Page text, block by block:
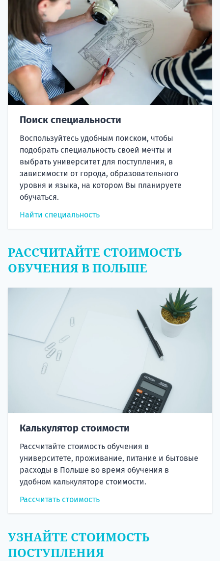
Поиск специальности
Воспользуйтесь удобным поиском, чтобы
подобрать специальность своей мечты и
выбрать университет для поступления, в
зависимости от города, образовательного
уровня и языка, на котором Вы планируете
обучаться.
Найти специальность
РАССЧИТАЙТЕ СТОИМОСТЬ
ОБУЧЕНИЯ В ПОЛЬШЕ
Калькулятор стоимости
Рассчитайте стоимость обучения в
университете, проживание, питание и бытовые
расходы в Польше во время обучения в
удобном калькуляторе стоимости.
Рассчитать стоимость
УЗНАЙТЕ СТОИМОСТЬ
ПОСТУПЛЕНИЯ